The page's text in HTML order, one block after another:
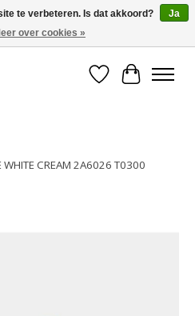
Verlanglijst
WHITE CREAM 2A6026 T0300
te verbeteren. Is dat akkoord?
Ja
over cookies »